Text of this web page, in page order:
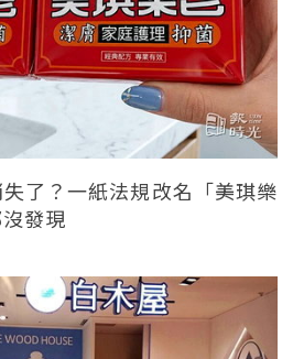
了？一紙法規改名「美琪樂
發現